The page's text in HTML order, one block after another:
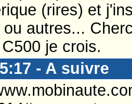
(rires) et
ou autres...
je crois.
- A suivre